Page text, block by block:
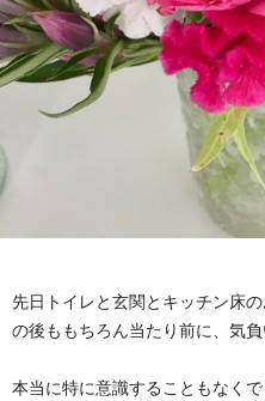
先日トイレと玄関とキッチン床
の後ももちろん当たり前に、気負
本当に特に意識することもなく